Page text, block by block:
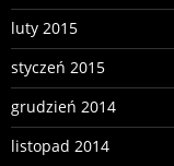
luty 2015
styczeń 2015
grudzień 2014
listopad 2014